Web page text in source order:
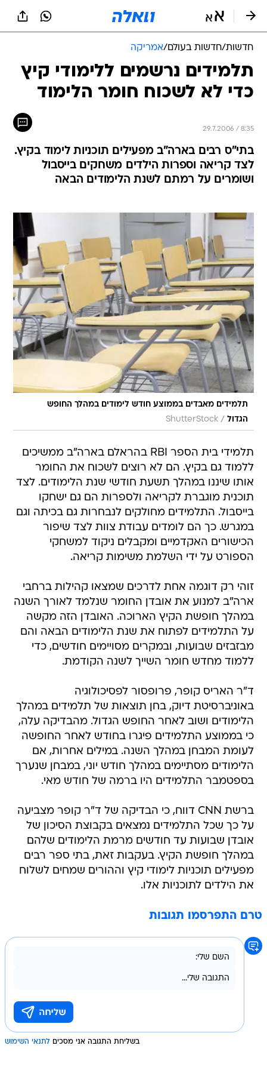
חדשות/חדשות בעולם/אמריקה
תלמידים נרשמים ללימודי קיץ
כדי לא לשכוח חומר הלימוד
29.7.2006 / 8:35
בתי"ס רבים בארה"ב מפעילים תוכניות לימוד בקיץ.
לצד קריאה וספרות הילדים משחקים בייסבול
ושומרים על רמתם לשנת הלימודים הבאה
תלמידים מאבדים בממוצע חודש לימודים במהלך החופש
הגדול /
ShutterStock
תלמידי בית הספר RBI בהראלם בארה"ב ממשיכים
ללמוד גם בקיץ. הם לא רוצים לשכוח את החומר
אותו שיננו במהלך תשעת חודשי שנת הלימודים. לצד
תוכנית מוגברת לקריאה ולספרות הם גם ישחקו
בייסבול. התלמידים מחולקים לנבחרות גם בכיתה וגם
במגרש. כך הם לומדים עבודת צוות לצד שיפור
הכישורים האקדמיים ומקבלים ניקוד למשחקי
הספורט על ידי השלמת משימות קריאה.
זוהי רק דוגמה אחת לדרכים שמצאו קהילות ברחבי
ארה"ב למנוע את אובדן החומר שנלמד לאורך השנה
במהלך חופשת הקיץ הארוכה. האובדן הזה מקשה
על התלמידים לפתוח את שנת הלימודים הבאה והם
מבזבזים שבועות, ובמקרים מסויימים חודשים, כדי
ללמוד מחדש חומר השייך לשנה הקודמת.
ד"ר האריס קופר, פרופסור לפסיכולוגיה
באוניברסיטת דיוק, בחן תוצאות של תלמידים במהלך
הלימודים ושוב לאחר החופש הגדול. מהבדיקה עלה,
כי בממוצע התלמידים פיגרו בחודש לאחר החופשה
לעומת המבחן במהלך השנה. במילים אחרות, אם
הלימודים מסתיימים במהלך חודש יוני, במבחן שנערך
בספטמבר התלמידים היו ברמה של חודש מאי.
ברשת CNN דווח, כי הבדיקה של ד"ר קופר מצביעה
על כך שכל התלמידים נמצאים בקבוצת הסיכון של
אובדן שבועות עד חודשים מרמת הלימודים שלהם
במהלך חופשת הקיץ. בעקבות זאת, בתי ספר רבים
מפעילים תוכניות לימודי קיץ וההורים שמחים לשלוח
את הילדים לתוכניות אלו.
טרם התפרסמו תגובות
בשליחת התגובה אני מסכים לתנאי השימוש